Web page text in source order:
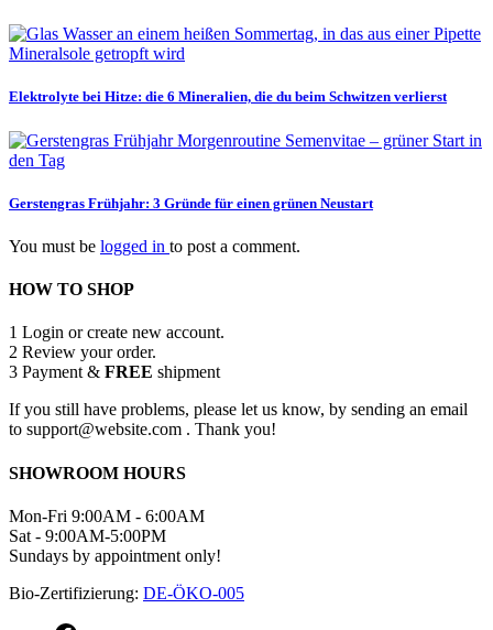
Elektrolyte bei Hitze: die 6 Mineralien, die du beim Schwitzen verlierst
Gerstengras Frühjahr: 3 Gründe für einen grünen Neustart
You must be logged in to post a comment.
HOW TO SHOP
1 Login or create new account.
2 Review your order.
3 Payment & FREE shipment
If you still have problems, please let us know, by sending an email
to support@website.com . Thank you!
SHOWROOM HOURS
Mon-Fri 9:00AM - 6:00AM
Sat - 9:00AM-5:00PM
Sundays by appointment only!
Bio-Zertifizierung: DE-ÖKO-005